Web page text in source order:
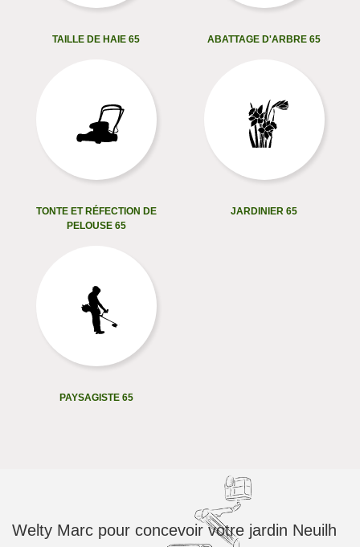
TAILLE DE HAIE 65 ABATTAGE D'ARBRE 65
TONTE ET RÉFECTION DE
PELOUSE 65
JARDINIER 65
PAYSAGISTE 65
Welty Marc pour concevoir votre jardin Neuilh